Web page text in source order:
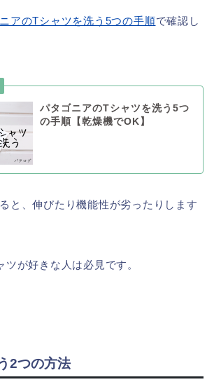
アのTシャツを洗う5つの手順で確認し
パタゴニアのTシャツを洗う5つ
の手順【乾燥機でOK】
と、伸びたり機能性が劣ったりします
が好きな人は必見です。
2つの方法